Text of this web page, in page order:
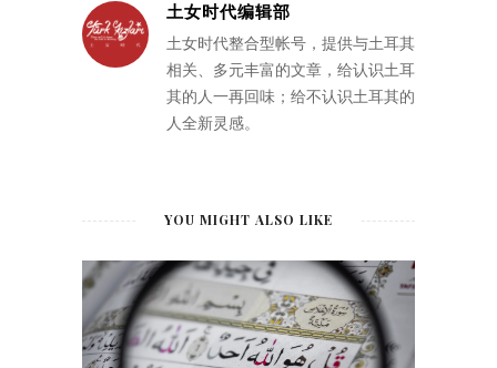
土女时代编辑部
土女时代整合型帐号，提供与土耳其
相关、多元丰富的文章，给认识土耳
其的人一再回味；给不认识土耳其的
人全新灵感。
YOU MIGHT ALSO LIKE